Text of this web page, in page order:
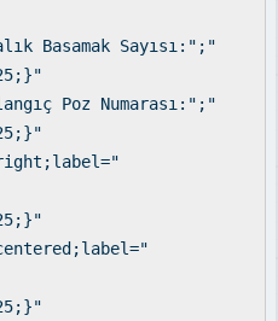
Basamak Sayısı:";"
Poz Numarası:";"